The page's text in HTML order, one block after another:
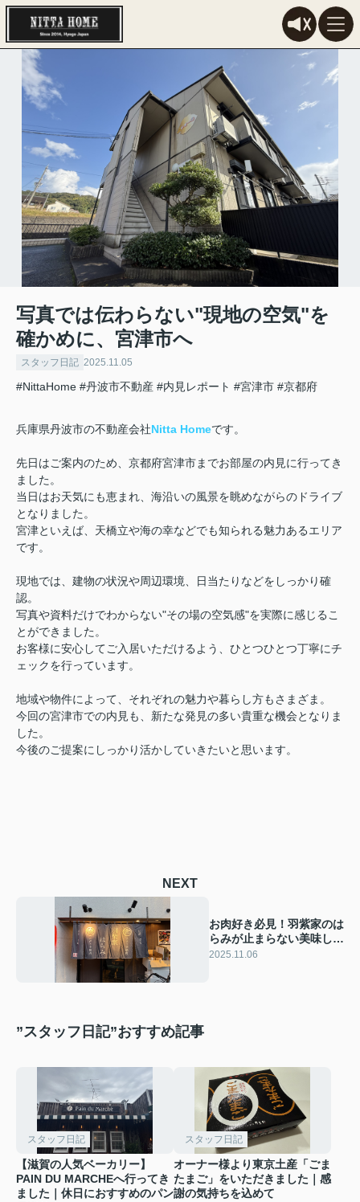
写真では伝わらない"現地の空気"を
確かめに、宮津市へ
スタッフ日記 2025.11.05
#NittaHome #丹波市不動産 #内見レポート #宮津市 #京都府
兵庫県丹波市の不動産会社Nitta Homeです。
先日はご案内のため、京都府宮津市までお部屋の内見に行ってき
ました。
当日はお天気にも恵まれ、海沿いの風景を眺めながらのドライブ
となりました。
宮津といえば、天橋立や海の幸などでも知られる魅力あるエリア
です。
現地では、建物の状況や周辺環境、日当たりなどをしっかり確
認。
写真や資料だけでわからない"その場の空気感"を実際に感じるこ
とができました。
お客様に安心してご入居いただけるよう、ひとつひとつ丁寧にチ
ェックを行っています。
地域や物件によって、それぞれの魅力や暮らし方もさまざま。
今回の宮津市での内見も、新たな発見の多い貴重な機会となりま
した。
今後のご提案にしっかり活かしていきたいと思います。
NEXT
お肉好き必見！羽紫家のは
らみが止まらない美味し
さ！
2025.11.06
”スタッフ日記”おすすめ記事
スタッフ日記
【滋賀の人気ベーカリー】
PAIN DU MARCHEへ行ってき
ました｜休日におすすめのパン
スタッフ日記
オーナー様より東京土産「ごま
たまご」をいただきました｜感
謝の気持ちを込めて